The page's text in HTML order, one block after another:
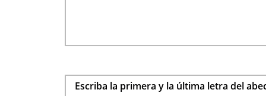
Escriba la primera y la última letra del